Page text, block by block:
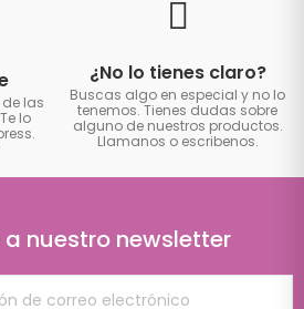
las
lo
¿No lo tienes claro?
Buscas algo en especial y no lo
tenemos. Tienes dudas sobre
alguno de nuestros productos.
Llamanos o escribenos.
nuestro newsletter